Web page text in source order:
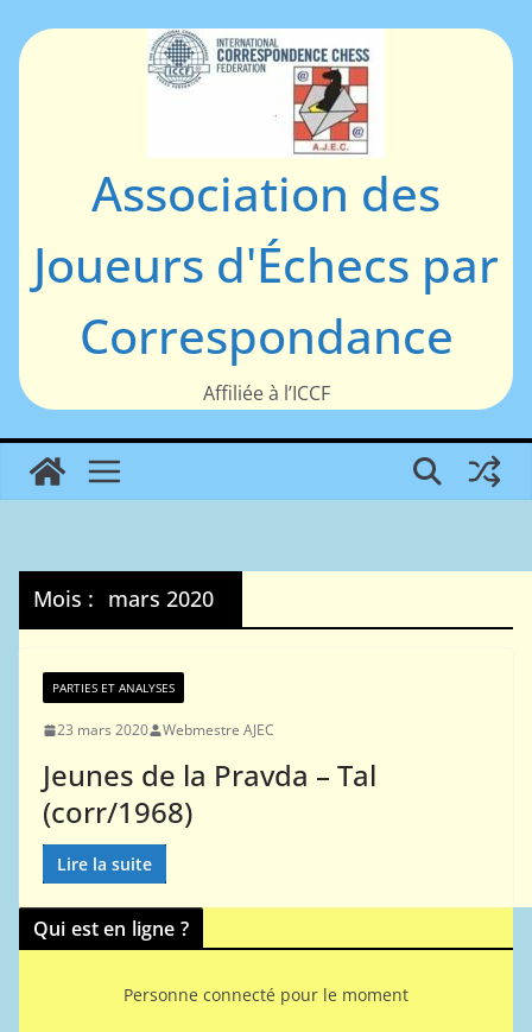
au
Association des
Joueurs d'Échecs par
Correspondance
Affiliée à l’ICCF
Mois : mars 2020
PARTIES ET ANALYSES
23 mars 2020 Webmestre AJEC
Jeunes de la Pravda – Tal
(corr/1968)
Lire la suite
Qui est en ligne ?
Personne connecté pour le moment